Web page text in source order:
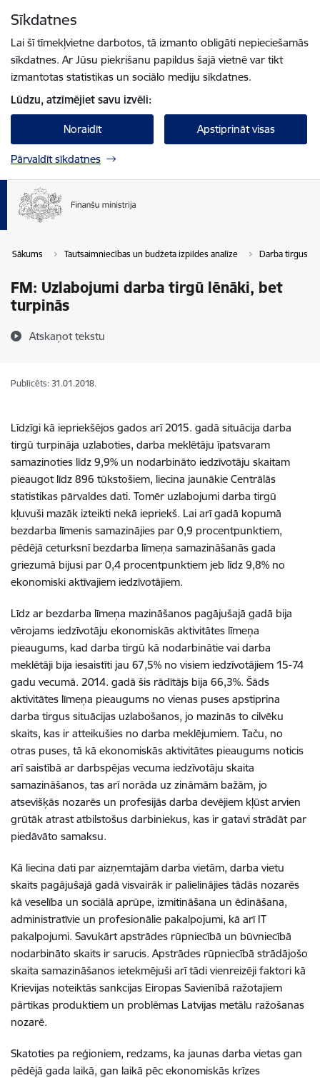
Sīkdatnes
Lai šī tīmekļvietne darbotos, tā izmanto obligāti nepieciešamās
sīkdatnes. Ar Jūsu piekrišanu papildus šajā vietnē var tikt
izmantotas statistikas un sociālo mediju sīkdatnes.
Lūdzu, atzīmējiet savu izvēli:
Noraidīt Apstiprināt visas
Pārvaldīt sīkdatnes
Sākums Tautsaimniecības un budžeta izpildes analīze Darba tirgus
FM: Uzlabojumi darba tirgū lēnāki, bet
turpinās
Atskaņot tekstu
Publicēts: 31.01.2018.
Līdzīgi kā iepriekšējos gados arī 2015. gadā situācija darba
tirgū turpināja uzlaboties, darba meklētāju īpatsvaram
samazinoties līdz 9,9% un nodarbināto iedzīvotāju skaitam
pieaugot līdz 896 tūkstošiem, liecina jaunākie Centrālās
statistikas pārvaldes dati. Tomēr uzlabojumi darba tirgū
kļuvuši mazāk izteikti nekā iepriekš. Lai arī gadā kopumā
bezdarba līmenis samazinājies par 0,9 procentpunktiem,
pēdējā ceturksnī bezdarba līmeņa samazināšanās gada
griezumā bijusi par 0,4 procentpunktiem jeb līdz 9,8% no
ekonomiski aktīvajiem iedzīvotājiem.
Līdz ar bezdarba līmeņa mazināšanos pagājušajā gadā bija
vērojams iedzīvotāju ekonomiskās aktivitātes līmeņa
pieaugums, kad darba tirgū kā nodarbinātie vai darba
meklētāji bija iesaistīti jau 67,5% no visiem iedzīvotājiem 15-74
gadu vecumā. 2014. gadā šis rādītājs bija 66,3%. Šāds
aktivitātes līmeņa pieaugums no vienas puses apstiprina
darba tirgus situācijas uzlabošanos, jo mazinās to cilvēku
skaits, kas ir atteikušies no darba meklējumiem. Taču, no
otras puses, tā kā ekonomiskās aktivitātes pieaugums noticis
arī saistībā ar darbspējas vecuma iedzīvotāju skaita
samazināšanos, tas arī norāda uz zināmām bažām, jo
atsevišķās nozarēs un profesijās darba devējiem kļūst arvien
grūtāk atrast atbilstošus darbiniekus, kas ir gatavi strādāt par
piedāvāto samaksu.
Kā liecina dati par aizņemtajām darba vietām, darba vietu
skaits pagājušajā gadā visvairāk ir palielinājies tādās nozarēs
kā veselība un sociālā aprūpe, izmitināšana un ēdināšana,
administratīvie un profesionālie pakalpojumi, kā arī IT
pakalpojumi. Savukārt apstrādes rūpniecībā un būvniecībā
nodarbināto skaits ir sarucis. Apstrādes rūpniecībā strādājošo
skaita samazināšanos ietekmējuši arī tādi vienreizēji faktori kā
Krievijas noteiktās sankcijas Eiropas Savienībā ražotajiem
pārtikas produktiem un problēmas Latvijas metālu ražošanas
nozarē.
Skatoties pa reģioniem, redzams, ka jaunas darba vietas gan
pēdējā gada laikā, gan laikā pēc ekonomiskās krīzes